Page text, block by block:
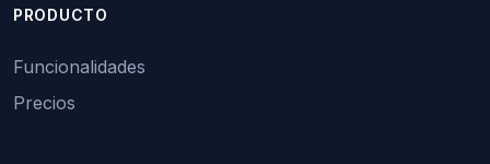
PRODUCTO
Funcionalidades
Precios